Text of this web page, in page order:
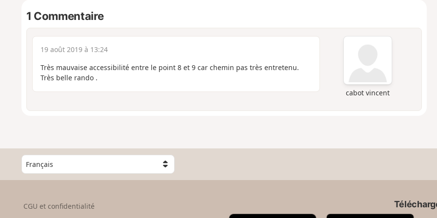
1 Commentaire
cabot vincent
19 août 2019 à 13:24
Très mauvaise accessibilité entre le point 8 et 9 car chemin pas très entretenu.
Très belle rando .
C
h
o
CGU et confidentialité